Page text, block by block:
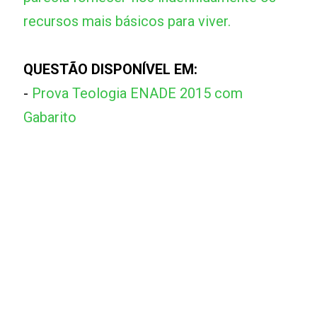
recursos mais básicos para viver.
QUESTÃO DISPONÍVEL EM:
- Prova Teologia ENADE 2015 com
Gabarito